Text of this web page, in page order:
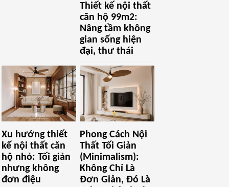
Thiết kế nội thất
căn hộ 99m2:
Nâng tầm không
gian sống hiện
đại, thư thái
Xu hướng thiết
kế nội thất căn
hộ nhỏ: Tối giản
nhưng không
đơn điệu
Phong Cách Nội
Thất Tối Giản
(Minimalism):
Không Chỉ Là
Đơn Giản, Đó Là